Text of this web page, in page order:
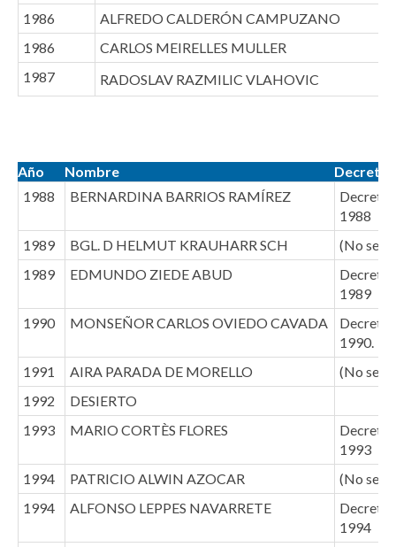
1986
ALFREDO CALDERÓN CAMPUZANO
1986
CARLOS MEIRELLES MULLER
1987
RADOSLAV RAZMILIC VLAHOVIC
Año Nombre
Decreto
1988
BERNARDINA BARRIOS RAMÍREZ
Decreto
1988
1989
BGL. D HELMUT KRAUHARR SCH
(No se
1989
EDMUNDO ZIEDE ABUD
Decreto
1989
1990
MONSEÑOR CARLOS OVIEDO CAVADA
Decreto
1990.
1991
AIRA PARADA DE MORELLO
(No se
1992
DESIERTO
1993
MARIO CORTÈS FLORES
Decreto
1993
1994
PATRICIO ALWIN AZOCAR
(No se
1994
ALFONSO LEPPES NAVARRETE
Decreto
1994